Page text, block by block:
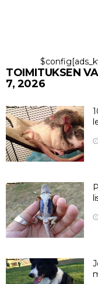
TOIMITUKSEN
7, 2026